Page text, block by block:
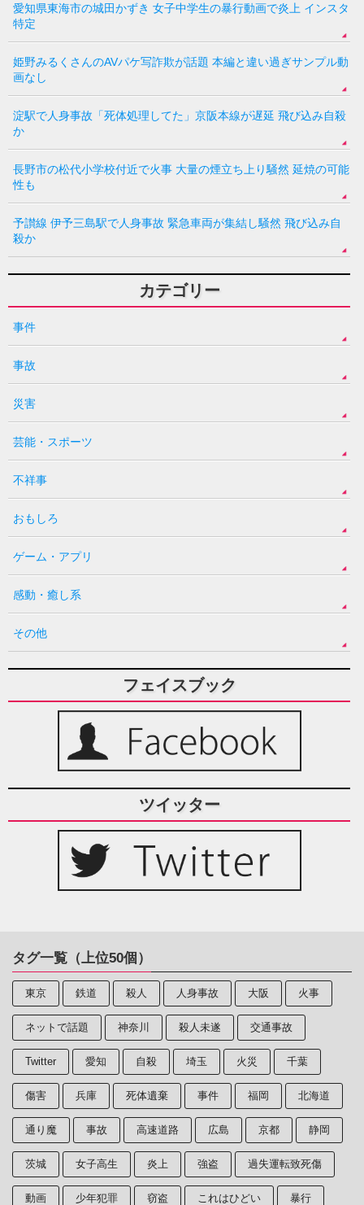
愛知県東海市の城田かずき 女子中学生の暴行動画で炎上 インスタ
特定
姫野みるくさんのAVパケ写詐欺が話題 本編と違い過ぎサンプル動
画なし
淀駅で人身事故「死体処理してた」京阪本線が遅延 飛び込み自殺
か
長野市の松代小学校付近で火事 大量の煙立ち上り騒然 延焼の可能
性も
予讃線 伊予三島駅で人身事故 緊急車両が集結し騒然 飛び込み自
殺か
カテゴリー
事件
事故
災害
芸能・スポーツ
不祥事
おもしろ
ゲーム・アプリ
感動・癒し系
その他
フェイスブック
ツイッター
タグ一覧（上位50個）
東京 鉄道 殺人 人身事故 大阪 火事
ネットで話題 神奈川 殺人未遂 交通事故
Twitter 愛知 自殺 埼玉 火災 千葉
傷害 兵庫 死体遺棄 事件 福岡 北海道
通り魔 事故 高速道路 広島 京都 静岡
茨城 女子高生 炎上 強盗 過失運転致死傷
動画 少年犯罪 窃盗 これはひどい 暴行